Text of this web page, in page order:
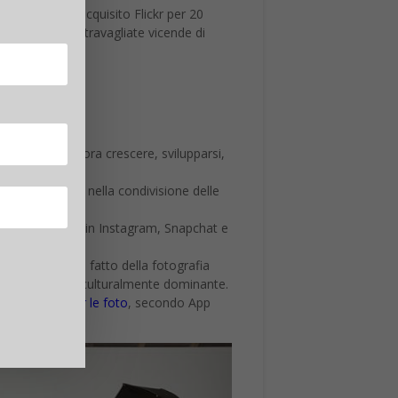
che aveva acquisito Flickr per 20
viste le travagliate vicende di
può ancora crescere, svilupparsi,
nella condivisione delle
(come in Instagram, Snapchat e
Apple ha fatto della fotografia
visiva culturalmente dominante.
app per le foto, secondo App